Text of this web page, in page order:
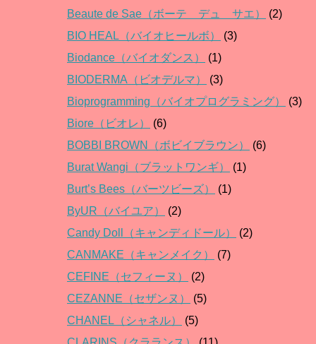
Beaute de Sae（ボーテ デュ サエ）
(2)
BIO HEAL（バイオヒールボ）
(3)
Biodance（バイオダンス）
(1)
BIODERMA（ビオデルマ）
(3)
Bioprogramming（バイオプログラミング）
(3)
Biore（ビオレ）
(6)
BOBBI BROWN（ボビイブラウン）
(6)
Burat Wangi（ブラットワンギ）
(1)
Burt’s Bees（バーツビーズ）
(1)
ByUR（バイユア）
(2)
Candy Doll（キャンディドール）
(2)
CANMAKE（キャンメイク）
(7)
CEFINE（セフィーヌ）
(2)
CEZANNE（セザンヌ）
(5)
CHANEL（シャネル）
(5)